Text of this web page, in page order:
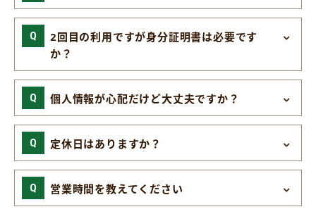
2回目の利用ですが身分証明書は必要です
か？
個人情報が心配だけど大丈夫ですか？
定休日はありますか？
営業時間を教えてください